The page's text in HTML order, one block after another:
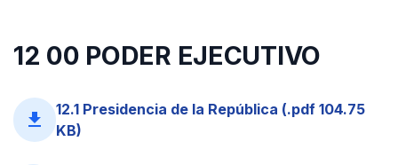
12 00 PODER EJECUTIVO
file_download
12.1 Presidencia de la República (.pdf 104.75
KB)